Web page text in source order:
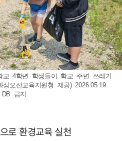
교 4학년 학생들이 학교 주변 쓰레기
오산교육지원청 제공) 2026.05.19.
금지
로 환경교육 실천